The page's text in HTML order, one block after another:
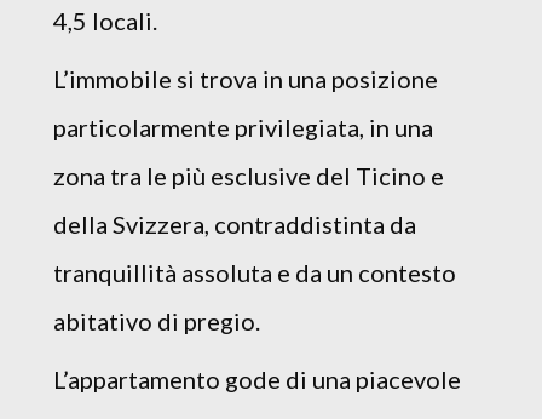
4,5 locali.
L’immobile si trova in una posizione
particolarmente privilegiata, in una
zona tra le più esclusive del Ticino e
della Svizzera, contraddistinta da
tranquillità assoluta e da un contesto
abitativo di pregio.
L’appartamento gode di una piacevole